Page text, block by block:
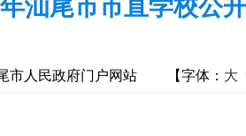
汕尾市市直学校公
市人民政府门户网站 【字体： 大